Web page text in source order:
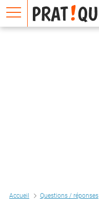
Accueil Questions / réponses
E
m
a